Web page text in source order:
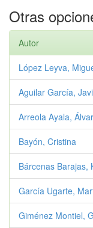
Otras
Autor
López Leyva,
Aguilar García,
Arreola Ayala,
Bayón, Cristina
Bárcenas Barajas,
García Ugarte,
Giménez Montiel,